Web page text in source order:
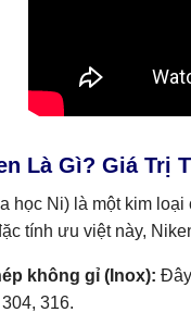
Là Gì? Giá Trị
học Ni) là một kim
tính ưu việt này,
không gỉ (Inox):
316.